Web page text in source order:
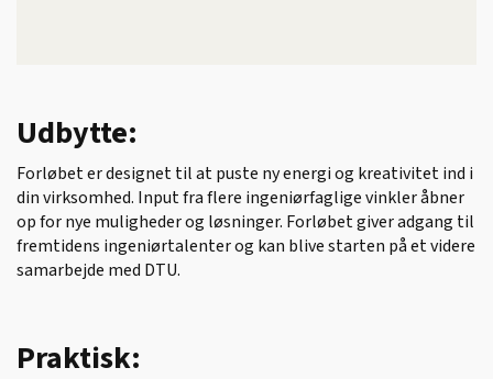
Udbytte:
Forløbet er designet til at puste ny energi og kreativitet ind i
din virksomhed. Input fra flere ingeniørfaglige vinkler åbner
op for nye muligheder og løsninger. Forløbet giver adgang til
fremtidens ingeniørtalenter og kan blive starten på et videre
samarbejde med DTU.
Praktisk: